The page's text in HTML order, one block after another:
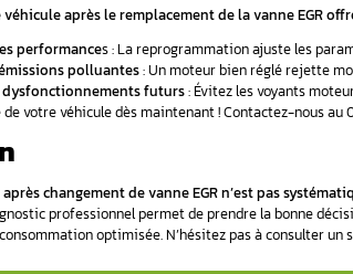
Avant toute intervention, un diagnostic
Ensuite, le technicien utilise un
Chaque étape suit un protocole strict
Quelles sont les